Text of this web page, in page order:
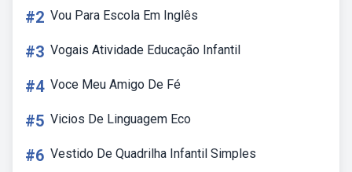
#2 Vou Para Escola Em Inglês
#3 Vogais Atividade Educação Infantil
#4 Voce Meu Amigo De Fé
#5 Vicios De Linguagem Eco
#6 Vestido De Quadrilha Infantil Simples